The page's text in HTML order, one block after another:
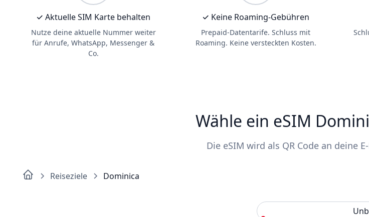
✓ Aktuelle SIM Karte behalten
Nutze deine aktuelle Nummer weiter
für Anrufe, WhatsApp, Messenger &
Co.
✓ Keine Roaming-Gebühren
Prepaid-Datentarife. Schluss mit
Roaming. Keine versteckten Kosten.
Wähle ein eSIM
Die eSIM wird als QR Code an deine
Reiseziele Dominica